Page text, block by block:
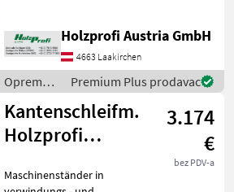
Kantenschleife BDS612
zeichnet sich durch ihre
hervorragend
Holzprofi Austria GmbH
4663 Laakirchen
Oprema
za šumu i
obradu
drveta /
Sonstige
Premium Plus prodavac
Kantenschleifm.
Holzprofi
VORFÜHR
3.174
€
bez PDV-a
Maschinenständer in